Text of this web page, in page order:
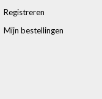
Registreren
Mijn bestellingen